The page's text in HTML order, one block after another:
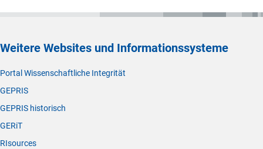
Weitere Websites und Informationssysteme
Portal Wissenschaftliche Integrität
GEPRIS
GEPRIS historisch
GERiT
RIsources